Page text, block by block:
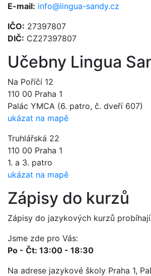
E-mail: info@lingua-sandy.cz
IČO: 27397807
DIČ: CZ27397807
Učebny Lingua
Na Poříčí 12
110 00 Praha 1
Palác YMCA (6. patro, č. dveří 607)
ukázat na mapě
Truhlářská 22
110 00 Praha 1
1. a 3. patro
ukázat na mapě
Zápisy do kurzů
Zápisy do jazykových kurzů
Jsme zde pro Vás:
Po - Čt: 13:00 - 18:30
Na adrese jazykové školy Praha 1,